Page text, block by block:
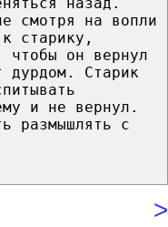
смотря на вопли
старику,
чтобы он вернул
дурдом. Старик
и не вернул.
размышлять с
>